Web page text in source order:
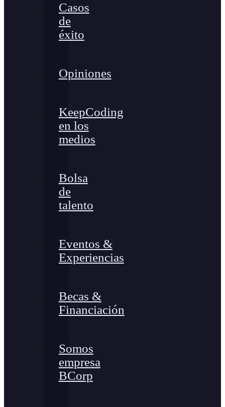
Casos
de
éxito
Opiniones
KeepCoding
en los
medios
Bolsa
de
talento
Eventos &
Experiencias
Becas &
Financiación
Somos
empresa
BCorp